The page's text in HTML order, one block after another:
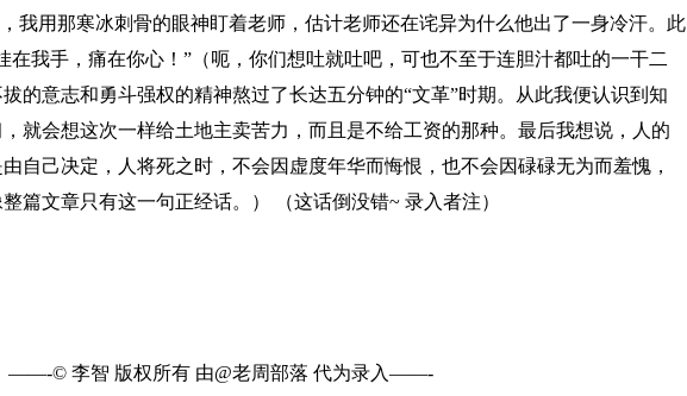
我用那寒冰刺骨的眼神盯着老师，估计老师还在诧异为什么他出了一身冷汗。此
在我手，痛在你心！”（呃，你们想吐就吐吧，可也不至于连胆汁都吐的一干二
的意志和勇斗强权的精神熬过了长达五分钟的“文革”时期。从此我便认识到知
就会想这次一样给土地主卖苦力，而且是不给工资的那种。最后我想说，人的
自己决定，人将死之时，不会因虚度年华而悔恨，也不会因碌碌无为而羞愧，
篇文章只有这一句正经话。） （这话倒没错~ 录入者注）
——-© 李智 版权所有 由@老周部落 代为录入——-